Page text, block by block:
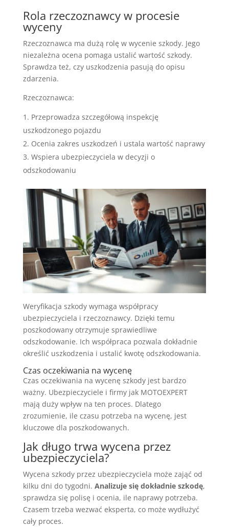
Rola rzeczoznawcy w procesie
wyceny
Rzeczoznawca ma dużą rolę w wycenie szkody. Jego
niezależna ocena pomaga ustalić wartość szkody.
Sprawdza też, czy uszkodzenia pasują do opisu
zdarzenia.
Rzeczoznawca:
Przeprowadza szczegółową inspekcję
uszkodzonego pojazdu
Ocenia zakres uszkodzeń i ustala wartość naprawy
Wspiera ubezpieczyciela w decyzji o
odszkodowaniu
Weryfikacja szkody wymaga współpracy
ubezpieczyciela i rzeczoznawcy. Dzięki temu
poszkodowany otrzymuje sprawiedliwe
odszkodowanie. Ich współpraca pozwala dokładnie
określić uszkodzenia i ustalić kwotę odszkodowania.
Czas oczekiwania na wycenę
Czas oczekiwania na wycenę szkody jest bardzo
ważny. Ubezpieczyciele i firmy jak MOTOEXPERT
mają duży wpływ na ten proces. Dlatego
zrozumienie, ile czasu potrzeba na wycenę, jest
kluczowe dla poszkodowanych.
Jak długo trwa wycena przez
ubezpieczyciela?
Wycena szkody przez ubezpieczyciela może zająć od
kilku dni do tygodni. Analizuje się dokładnie szkodę,
sprawdza się polisę i ocenia, ile naprawy potrzeba.
Czasem trzeba wezwać eksperta, co może wydłużyć
cały proces.